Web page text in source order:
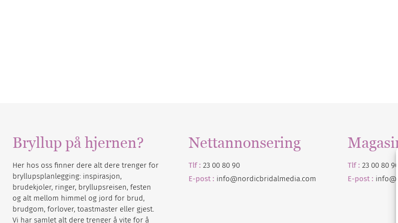
Bryllup på hjernen?
Her hos oss finner dere alt dere trenger for
bryllupsplanlegging: inspirasjon,
brudekjoler, ringer, bryllupsreisen, festen
og alt mellom himmel og jord for brud,
brudgom, forlover, toastmaster eller gjest.
Vi har samlet alt dere trenger å vite for å
Nettannonsering
Tlf : 23 00 80 90
E-post : info@nordicbridalmedia.com
Tlf : 23 00 80 90
E-post : info@